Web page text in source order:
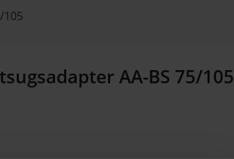
105
AA-BS 75/105